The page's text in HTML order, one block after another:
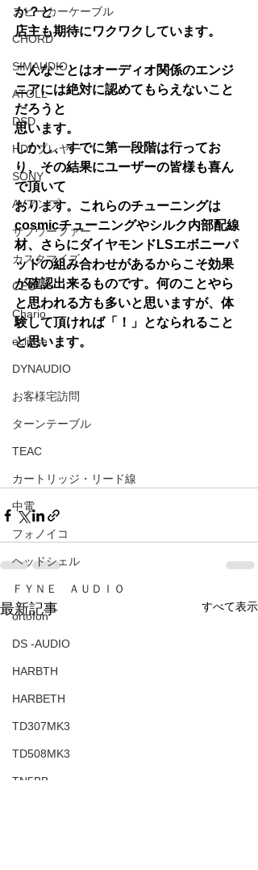
スピーカーケーブル
CHORD
SIMAUDIO
ATOLL
DSD
HDDプレヤー
SONY
AVアンプ
サブウーファー
カスタマイズ
CEC
Chario
eclipse
DYNAUDIO
お客様宅訪問
ターンテーブル
TEAC
カートリッジ・リード線
中電
フォノイコ
ヘッドシェル
ＦＹＮＥ ＡＵＤＩＯ
ortofon
DS -AUDIO
HARBTH
HARBETH
TD307MK3
TD508MK3
TN5BB
か？と
店主も期待にワクワクしています。
こんなことはオーディオ関係のエンジ
ニアには絶対に認めてもらえないこと
だろうと
思います。
しかし、すでに第一段階は行ってお
り、その結果にユーザーの皆様も喜ん
で頂いて
おります。これらのチューニングは
cosmicチューニングやシルク内部配線
材、さらにダイヤモンドLSエボニーパ
ッドの組み合わせがあるからこそ効果
が確認出来るものです。何のことやら
と思われる方も多いと思いますが、体
験して頂ければ「！」となられること
と思います。
最新記事 すべて表示